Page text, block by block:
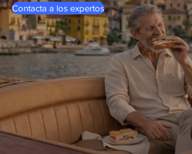
Contacta a los expertos